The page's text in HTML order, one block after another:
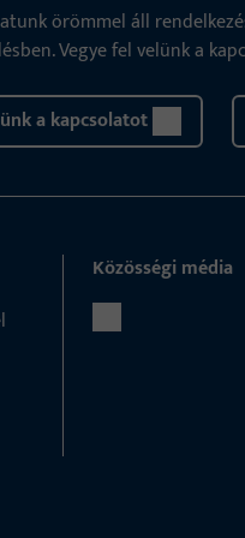
örömmel áll
Vegye fel velünk a
a kapcsolatot
Közösségi média